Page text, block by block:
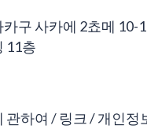
구 사카에 2쵸메 10-
11층
관하여 링크 개인정